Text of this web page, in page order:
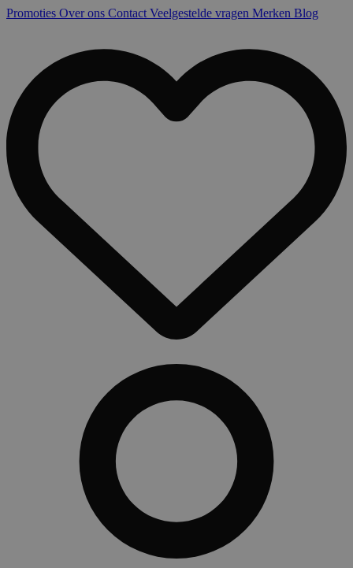
Promoties Over ons Contact Veelgestelde vragen Merken Blog